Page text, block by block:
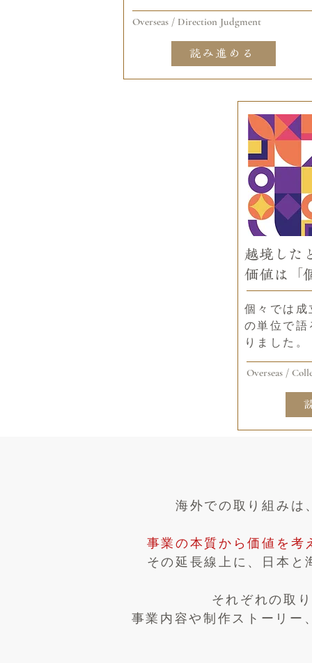
Overseas / Direction Judgment
読み進める
越境した
価値は「
個々では成
の単位で語
りました。
Overseas /
海外での取り組みは
事業の本質から価値を考
その延長線上に、日本と
それぞれの取
事業内容や制作ストーリー